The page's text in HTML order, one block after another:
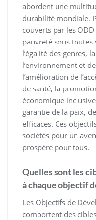
abordent une
durabilité mondiale.
couverts par les
pauvreté sous
l’égalité des genres,
l’environnement et
l’amélioration de
de santé, la
économique
garantie de la paix,
efficaces. Ces
sociétés pour un
prospère pour tous.
Quelles sont les
à chaque objectif
Les Objectifs de
comportent des